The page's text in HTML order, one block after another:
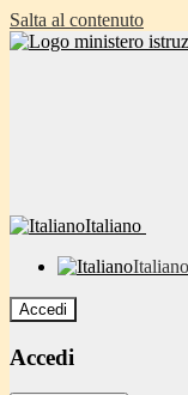
Salta al contenuto
Italiano
Italiano
Accedi
Accedi